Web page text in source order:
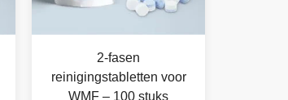
2-fasen
reinigingstabletten voor
WMF – 100 stuks